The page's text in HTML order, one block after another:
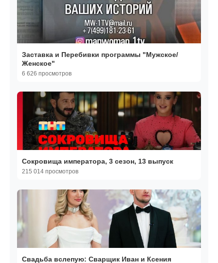
Заставка и Перебивки программы "Мужское/
Женское"
6 626 просмотров
Сокровища императора, 3 сезон, 13 выпуск
215 014 просмотров
Свадьба вслепую: Сварщик Иван и Ксения